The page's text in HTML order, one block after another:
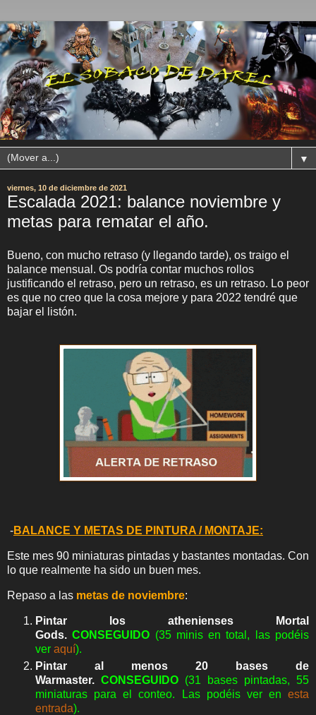
▼
viernes, 10 de diciembre de 2021
Escalada 2021: balance noviembre y
metas para rematar el año.
Bueno, con mucho retraso (y llegando tarde), os traigo el
balance mensual. Os podría contar muchos rollos
justificando el retraso, pero un retraso, es un retraso. Lo peor
es que no creo que la cosa mejore y para 2022 tendré que
bajar el listón.
-BALANCE Y METAS DE PINTURA / MONTAJE:
Este mes 90 miniaturas pintadas y bastantes montadas. Con
lo que realmente ha sido un buen mes.
Repaso a las metas de noviembre:
Pintar los athenienses Mortal
Gods. CONSEGUIDO (35 minis en total, las podéis
ver aquí).
Pintar al menos 20 bases de
Warmaster. CONSEGUIDO (31 bases pintadas, 55
miniaturas para el conteo. Las podéis ver en esta
entrada).